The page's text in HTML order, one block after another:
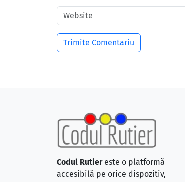
Codul Rutiereste o platformă
accesibilă pe orice dispozitiv,